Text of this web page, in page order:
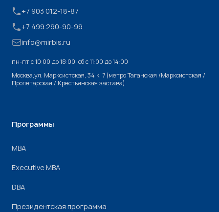
+7 903 012-18-87
+7 499 290-90-99
info@mirbis.ru
пн-пт с 10:00 до 18:00, cб с 11:00 до 14:00
Москва,ул. Марксистская, 34 к. 7 (метро Таганская /Марксистская /
Пролетарская / Крестьянская застава)
Программы
МВА
Executive MBA
DBA
Президентская программа